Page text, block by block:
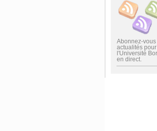
Abonnez-
actualités
l'Université
en direct.